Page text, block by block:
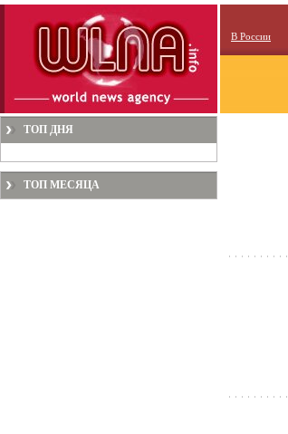
В России
ТОП ДНЯ
ТОП МЕСЯЦА